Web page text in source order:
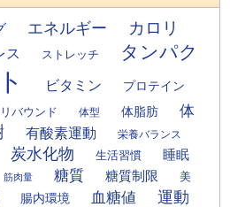
エネルギー
カロリ
ス ストレッチ
タンパク
ビタミン
プロテイン
リバウンド 体型 体脂肪
体
有酸素運動 栄養バランス
炭水化物 生活習慣 睡眠
筋肉量 糖質 糖質制限
美
腸内環境 血糖値 運動